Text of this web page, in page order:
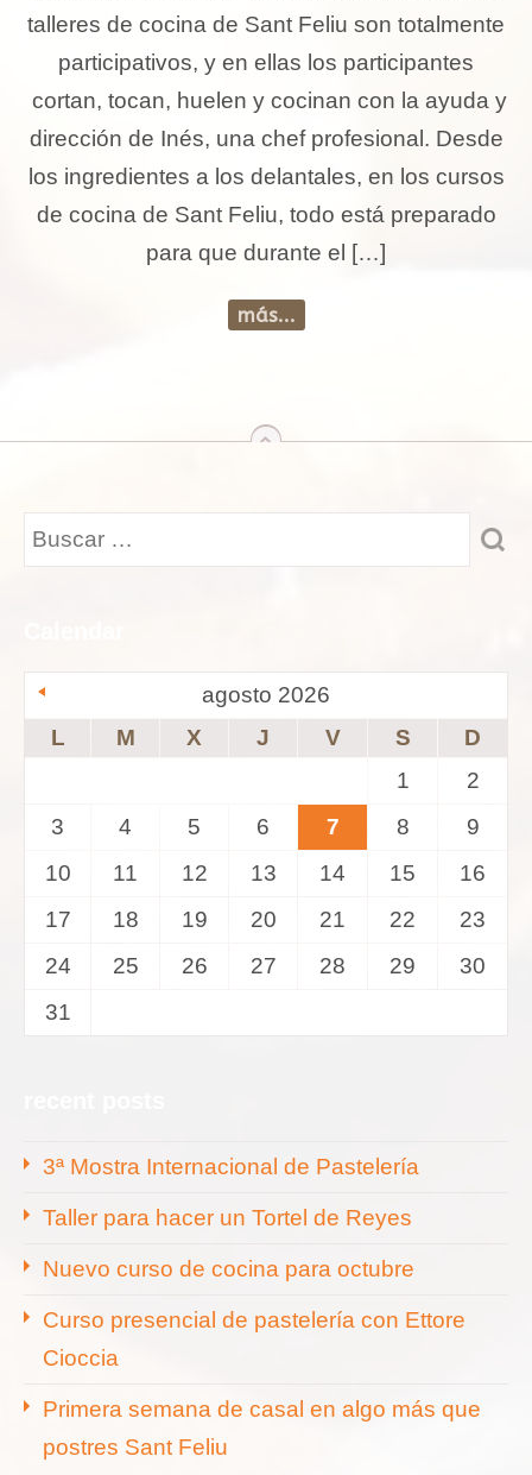
talleres de cocina de Sant Feliu son totalmente
participativos, y en ellas los participantes
cortan, tocan, huelen y cocinan con la ayuda y
dirección de Inés, una chef profesional. Desde
los ingredientes a los delantales, en los cursos
de cocina de Sant Feliu, todo está preparado
para que durante el […]
más...
arriba
agosto 2026
L
M X J V S
D
1
2
3
4 5 6 7 8
9
10
11 12 13 14 15
16
17
18 19 20 21 22
23
24
25 26 27 28 29
30
31
3ª Mostra Internacional de Pastelería
Taller para hacer un Tortel de Reyes
Nuevo curso de cocina para octubre
Curso presencial de pastelería con Ettore
Cioccia
Primera semana de casal en algo más que
postres Sant Feliu